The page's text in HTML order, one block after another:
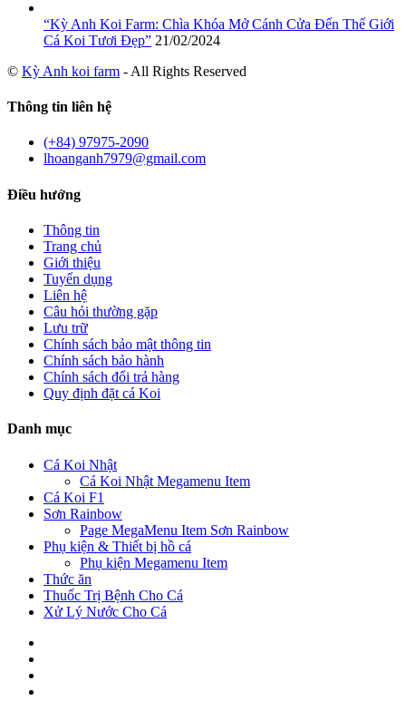
“Kỳ Anh Koi Farm: Chìa Khóa Mở Cánh Cửa Đến Thế Giới
Cá Koi Tươi Đẹp” 21/02/2024
© Kỳ Anh koi farm - All Rights Reserved
Thông tin liên hệ
(+84) 97975-2090
lhoanganh7979@gmail.com
Điều hướng
Thông tin
Trang chủ
Giới thiệu
Tuyển dụng
Liên hệ
Câu hỏi thường gặp
Lưu trữ
Chính sách bảo mật thông tin
Chính sách bảo hành
Chính sách đổi trả hàng
Quy định đặt cá Koi
Danh mục
Cá Koi Nhật
Cá Koi Nhật Megamenu Item
Cá Koi F1
Sơn Rainbow
Page MegaMenu Item Sơn Rainbow
Phụ kiện & Thiết bị hồ cá
Phụ kiện Megamenu Item
Thức ăn
Thuốc Trị Bệnh Cho Cá
Xử Lý Nước Cho Cá